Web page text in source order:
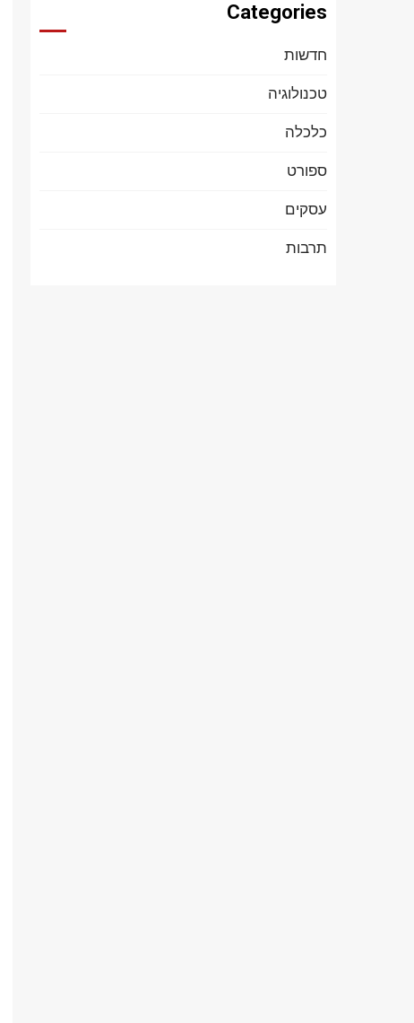
Categories
חדשות
טכנולוגיה
כלכלה
ספורט
עסקים
תרבות